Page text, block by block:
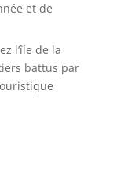
et de
l’île de la
battus par